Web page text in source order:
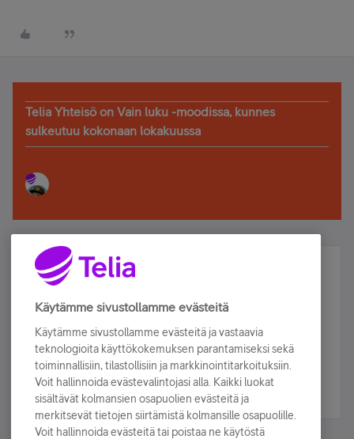
Telia Yhteisö on Vain luku -moodissa, kunnes
sulkeutuu kokonaan lokakuussa
Älä jää paitsi – osallistu ja voita!
Tilaa Telian uutiskirje ja olet mukana arvonnassa.
sähköpostiisi.
Tilaa nyt
Käytämme sivustollamme evästeitä
Käytämme sivustollamme evästeitä ja vastaavia
teknologioita käyttökokemuksen parantamiseksi sekä
toiminnallisiin, tilastollisiin ja markkinointitarkoituksiin.
Voit hallinnoida evästevalintojasi alla. Kaikki luokat
sisältävät kolmansien osapuolien evästeitä ja
merkitsevät tietojen siirtämistä kolmansille osapuolille.
Voit hallinnoida evästeitä tai poistaa ne käytöstä